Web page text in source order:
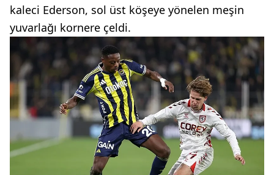
kaleci Ederson, sol üst köşeye yönelen meşin
yuvarlağı kornere çeldi.